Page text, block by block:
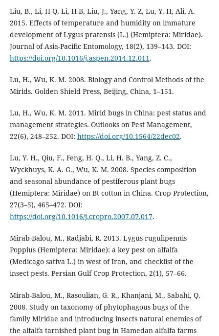
Liu, B., Li, H-Q, Li, H-B, Liu, J., Yang, Y.-Z, Lu, Y.-H, Ali, A.
2015. Effects of temperature and humidity on immature
development of Lygus pratensis (L.) (Hemiptera: Miridae).
Journal of Asia-Pacific Entomology, 18(2), 139–143. DOI:
https://doi.org/10.1016/j.aspen.2014.12.011.
Lu, H., Wu, K. M. 2008. Biology and Control Methods of the
Mirids. Golden Shield Press, Beijing, China, 1–151.
Lu, Н., Wu, K. M. 2011. Mirid bugs in China: pest status and
management strategies. Outlooks on Pest Management,
22(6), 248–252. DOI: https://doi.org/10.1564/22dec02.
Lu, Y. H., Qiu, F., Feng, H. Q., Li, H. B., Yang, Z. C.,
Wyckhuys, K. A. G., Wu, K. M. 2008. Species composition
and seasonal abundance of pestiferous plant bugs
(Hemiptera: Miridae) on Bt cotton in China. Crop Protection,
27(3–5), 465–472. DOI:
https://doi.org/10.1016/j.cropro.2007.07.017.
Mirab-Balou, M., Radjabi, R. 2013. Lygus rugulipennis
Poppius (Hemiptera: Miridae): a key pest on alfalfa
(Medicago sativa L.) in west of Iran, and checklist of the
insect pests. Persian Gulf Crop Protection, 2(1), 57–66.
Mirab-Balou, M., Rasoulian, G. R., Khanjani, M., Sabahi, Q.
2008. Study on taxonomy of phytophagous bugs of the
family Miridae and introducing insects natural enemies of
the alfalfa tarnished plant bug in Hamedan alfalfa farms